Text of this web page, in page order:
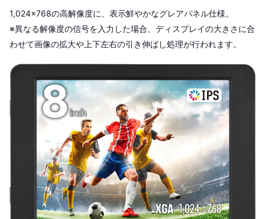
1,024×768の高解像度に、表示鮮やかなグレアパネル仕様。
※異なる解像度の信号を入力した場合、ディスプレイの大きさに合
わせて画像の拡大や上下左右の引き伸ばし処理が行われます。